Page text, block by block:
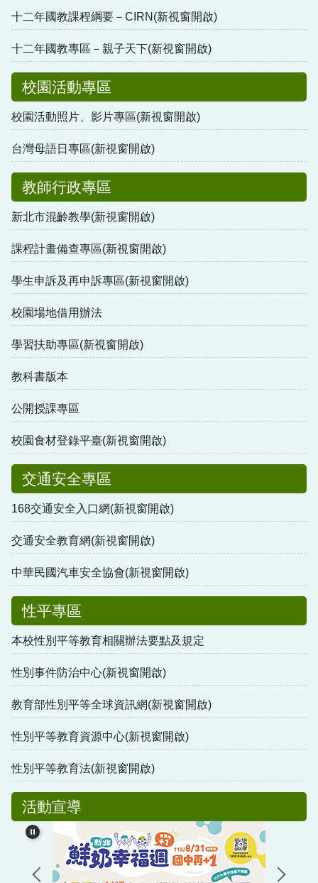
十二年國教課程綱要－CIRN(新視窗開啟)
十二年國教專區－親子天下(新視窗開啟)
校園活動專區
校園活動照片、影片專區(新視窗開啟)
台灣母語日專區(新視窗開啟)
教師行政專區
新北市混齡教學(新視窗開啟)
課程計畫備查專區(新視窗開啟)
學生申訴及再申訴專區(新視窗開啟)
校園場地借用辦法
學習扶助專區(新視窗開啟)
教科書版本
公開授課專區
校園食材登錄平臺(新視窗開啟)
交通安全專區
168交通安全入口網(新視窗開啟)
交通安全教育網(新視窗開啟)
中華民國汽車安全協會(新視窗開啟)
性平專區
本校性別平等教育相關辦法要點及規定
性別事件防治中心(新視窗開啟)
教育部性別平等全球資訊網(新視窗開啟)
性別平等教育資源中心(新視窗開啟)
性別平等教育法(新視窗開啟)
活動宣導